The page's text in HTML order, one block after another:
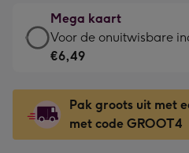
kleine
gelukwens
-
120
x
160
mm
€4,79
-
Meest
gekozen
Dimensions:
167
x
Mega kaart
Mega
kaart
€6,49
-
Voor
Voor de onuitwisbare
€6,49
Pak groots uit met
met code GROOT4